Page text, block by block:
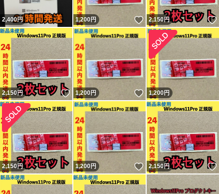
2,400円 1,200円 いいね！
2,150円
2,150円 いいね！
1,200円 いいね！
1,200円
2,150円 1,200円 いいね！
2,150円